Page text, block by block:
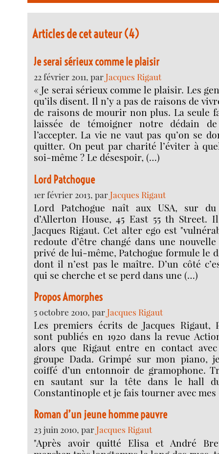
Articles de cet auteur (4)
Je serai sérieux comme le plaisir
22 février 2011, parJacques Rigaut
« Je serai sérieux comme le plaisir. Les
qu’ils disent. Il n’y a pas de raisons de
de raisons de mourir non plus. La seule
laissée de témoigner notre dédain
l’accepter. La vie ne vaut pas qu’on se
quitter. On peut par charité l’éviter à
soi-même ? Le désespoir, (…)
Lord Patchogue
1er février 2013, parJacques Rigaut
Lord Patchogue naît aux USA, sur
d’Allerton House, 45 East 55 th Street.
Jacques Rigaut. Cet alter ego est
redoute d’être changé dans une
privé de lui-même, Patchogue formule le
dont il n’est pas le maître. D’un côté
qui se cherche et se perd dans une (…)
Propos Amorphes
5 octobre 2010, parJacques Rigaut
Les premiers écrits de Jacques Rigaut,
sont publiés en 1920 dans la revue
alors que Rigaut entre en contact
groupe Dada. Grimpé sur mon piano,
coiffé d’un entonnoir de gramophone.
en sautant sur la tête dans le hall
Constantinople et je fais tourner avec
Roman d’un jeune homme pauvre
23 juin 2010, parJacques Rigaut
"Après avoir quitté Elisa et André